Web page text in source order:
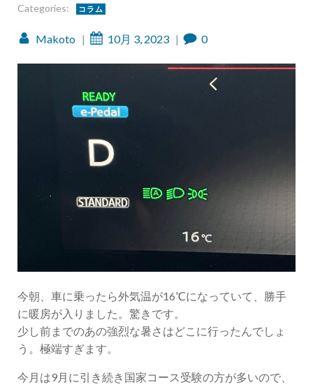
Categories: コラム
Makoto | 10月 3, 2023 | 0
今朝、車に乗ったら外気温が16℃になっていて、勝手
に暖房が入りました。驚きです。
少し前までのあの強烈な暑さはどこに行ったんでしょ
う。極端すぎます。
今月は9月に引き続き国家コース受験の方が多いので、